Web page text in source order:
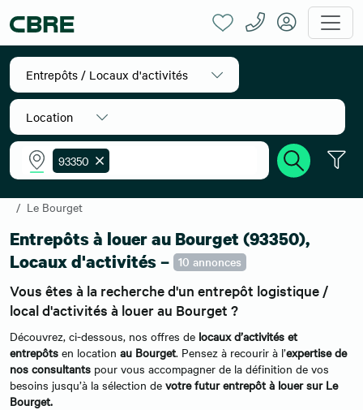
Entrepôts / Locaux d'activités
Location
93350
Le Bourget
Entrepôts à louer au Bourget (93350),
Locaux d'activités – 10 annonces
Vous êtes à la recherche d'un entrepôt logistique /
local d'activités à louer au Bourget ?
Découvrez, ci-dessous, nos offres de locaux d’activités et
entrepôts en location au Bourget. Pensez à recourir à l’expertise de
nos consultants pour vous accompagner de la définition de vos
besoins jusqu’à la sélection de votre futur entrepôt à louer sur Le
Bourget.